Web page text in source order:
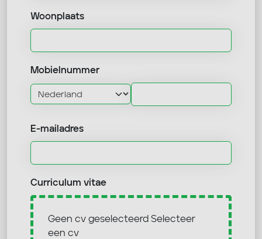
Woonplaats
Mobielnummer
E-mailadres
Curriculum vitae
Geen cv geselecteerd Selecteer
een cv